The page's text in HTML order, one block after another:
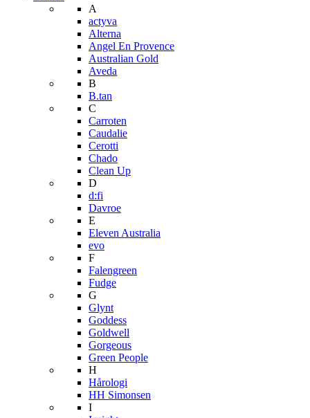
A
actyva
Alterna
Angel En Provence
Australian Gold
Aveda
B
B.tan
C
Carroten
Caudalie
Cerotti
Chado
Clean Up
D
d:fi
Davroe
E
Eleven Australia
evo
F
Falengreen
Fudge
G
Glynt
Goddess
Goldwell
Gorgeous
Green People
H
Hårologi
HH Simonsen
I